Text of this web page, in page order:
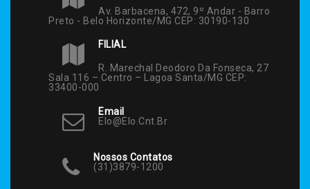
Av. Barbacena, 472, 9º Andar - Barro
Preto - Belo Horizonte/MG CEP: 30190-130
FILIAL
R. Marechal Deodoro Da Fonseca, 27
Sala 116 – Centro – Lagoa Santa/MG CEP:
33400-000
Email
Elo@elo.cnt.br
Nossos Contatos
(31)3879-1200